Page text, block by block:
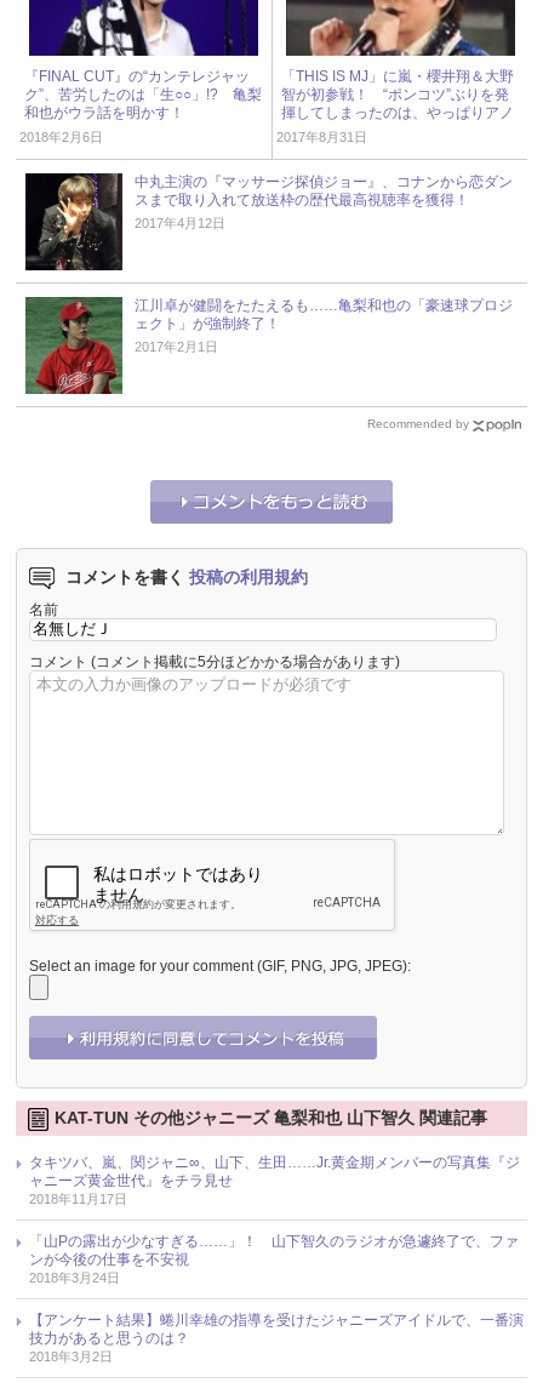
『FINAL CUT』の“カンテレジャッ
ク”、苦労したのは「生○○」!? 亀梨
和也がウラ話を明かす！
2018年2月6日
「THIS IS MJ」に嵐・櫻井翔＆大野
智が初参戦！ “ポンコツ”ぶりを発
揮してしまったのは、やっぱりアノ
人！
2017年8月31日
中丸主演の『マッサージ探偵ジョー』、コナンから恋ダン
スまで取り入れて放送枠の歴代最高視聴率を獲得！
2017年4月12日
江川卓が健闘をたたえるも……亀梨和也の「豪速球プロジ
ェクト」が強制終了！
2017年2月1日
Recommended by
コメントを書く 投稿の利用規約
名前
コメント (コメント掲載に5分ほどかかる場合があります)
Select an image for your comment (GIF, PNG, JPG, JPEG):
KAT-TUN その他ジャニーズ 亀梨和也 山下智久 関連記事
タキツバ、嵐、関ジャニ∞、山下、生田……Jr.黄金期メンバーの写真集『ジ
ャニーズ黄金世代』をチラ見せ
2018年11月17日
「山Pの露出が少なすぎる……」！ 山下智久のラジオが急遽終了で、ファ
ンが今後の仕事を不安視
2018年3月24日
【アンケート結果】蜷川幸雄の指導を受けたジャニーズアイドルで、一番演
技力があると思うのは？
2018年3月2日